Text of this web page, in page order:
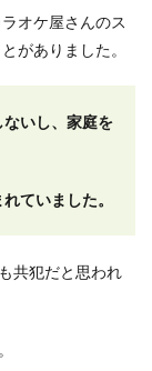
オケ屋さんのス
がありました。
ないし、家庭を
ていました。
共犯だと思われ